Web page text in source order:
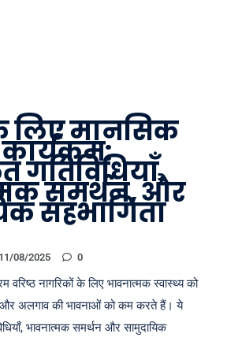
लिए मानसिक
गतिविधियाँ,
समर्थन, और
सहभागिता
11/08/2025 0
वरिष्ठ नागरिकों के लिए भावनात्मक स्वास्थ्य को
और अलगाव की भावनाओं को कम करते हैं। ये
भावनात्मक समर्थन और सामुदायिक